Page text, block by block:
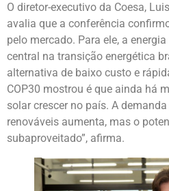
O diretor-executivo da Coesa,
avalia que a conferência
pelo mercado. Para ele, a
central na transição energética
alternativa de baixo custo e
COP30 mostrou é que ainda há
solar crescer no país. A
renováveis aumenta, mas o
subaproveitado”, afirma.